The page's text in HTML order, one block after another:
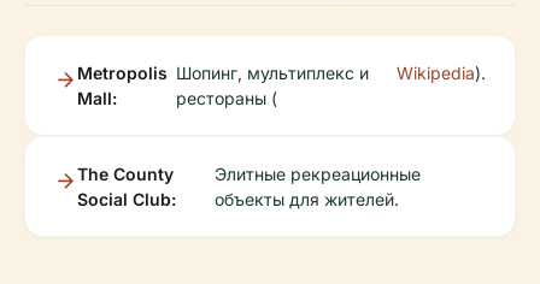
Metropolis
Mall:
Шопинг, мультиплекс и
рестораны (
Wikipedia).
The County
Social Club:
Элитные рекреационные
объекты для жителей.